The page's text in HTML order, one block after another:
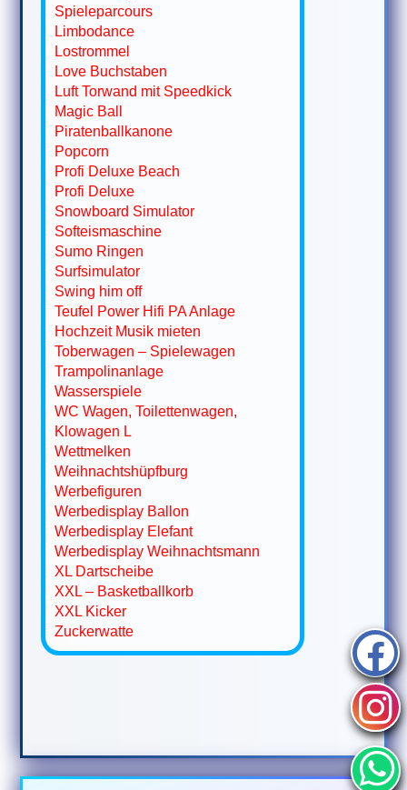
Spieleparcours
Limbodance
Lostrommel
Love Buchstaben
Luft Torwand mit Speedkick
Magic Ball
Piratenballkanone
Popcorn
Profi Deluxe Beach
Profi Deluxe
Snowboard Simulator
Softeismaschine
Sumo Ringen
Surfsimulator
Swing him off
Teufel Power Hifi PA Anlage
Hochzeit Musik mieten
Toberwagen – Spielewagen
Trampolinanlage
Wasserspiele
WC Wagen, Toilettenwagen,
Klowagen L
Wettmelken
Weihnachtshüpfburg
Werbefiguren
Werbedisplay Ballon
Werbedisplay Elefant
Werbedisplay Weihnachtsmann
XL Dartscheibe
XXL – Basketballkorb
XXL Kicker
Zuckerwatte